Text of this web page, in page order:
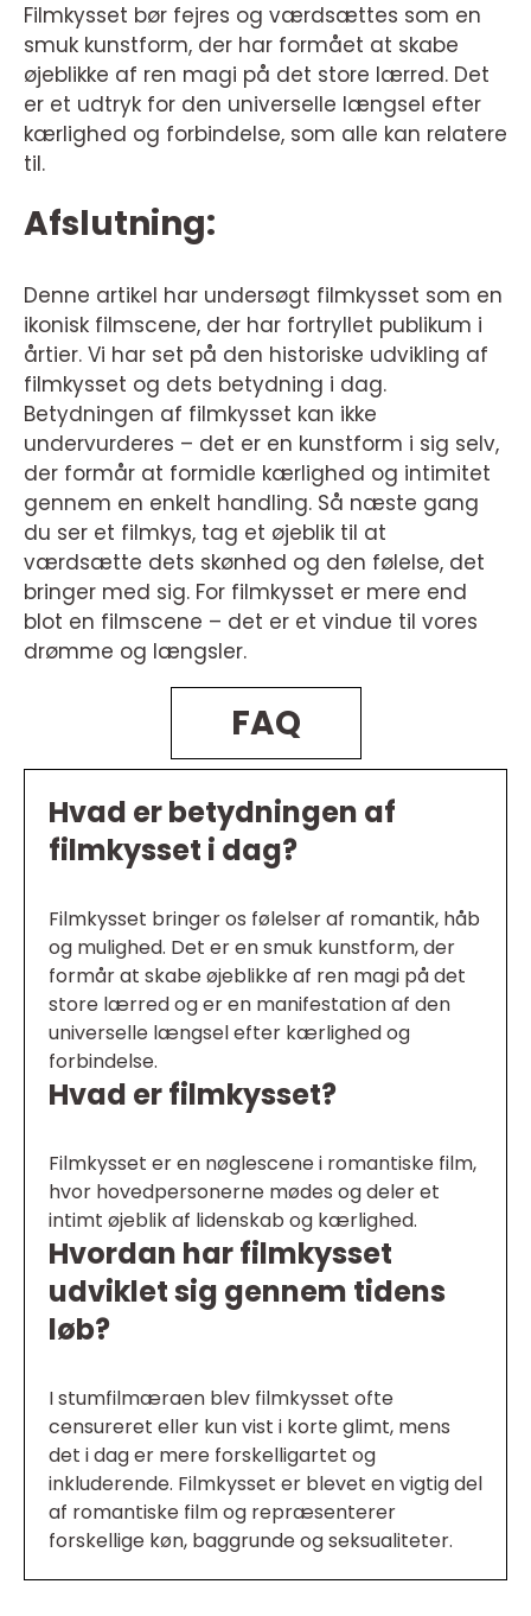
Filmkysset bør fejres og værdsættes som en
smuk kunstform, der har formået at skabe
øjeblikke af ren magi på det store lærred. Det
er et udtryk for den universelle længsel efter
kærlighed og forbindelse, som alle kan relatere
til.
Afslutning:
Denne artikel har undersøgt filmkysset som en
ikonisk filmscene, der har fortryllet publikum i
årtier. Vi har set på den historiske udvikling af
filmkysset og dets betydning i dag.
Betydningen af filmkysset kan ikke
undervurderes – det er en kunstform i sig selv,
der formår at formidle kærlighed og intimitet
gennem en enkelt handling. Så næste gang
du ser et filmkys, tag et øjeblik til at
værdsætte dets skønhed og den følelse, det
bringer med sig. For filmkysset er mere end
blot en filmscene – det er et vindue til vores
drømme og længsler.
FAQ
Hvad er betydningen af
filmkysset i dag?
Filmkysset bringer os følelser af romantik, håb
og mulighed. Det er en smuk kunstform, der
formår at skabe øjeblikke af ren magi på det
store lærred og er en manifestation af den
universelle længsel efter kærlighed og
forbindelse.
Hvad er filmkysset?
Filmkysset er en nøglescene i romantiske film,
hvor hovedpersonerne mødes og deler et
intimt øjeblik af lidenskab og kærlighed.
Hvordan har filmkysset
udviklet sig gennem tidens
løb?
I stumfilmæraen blev filmkysset ofte
censureret eller kun vist i korte glimt, mens
det i dag er mere forskelligartet og
inkluderende. Filmkysset er blevet en vigtig del
af romantiske film og repræsenterer
forskellige køn, baggrunde og seksualiteter.